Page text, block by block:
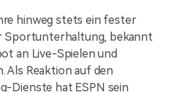
hinweg stets ein fester
Sportunterhaltung, bekannt
an Live-Spielen und
Als Reaktion auf den
Dienste hat ESPN sein